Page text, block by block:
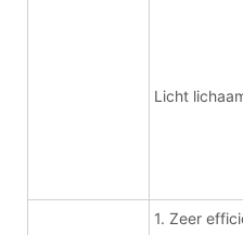
Licht
1. Zeer